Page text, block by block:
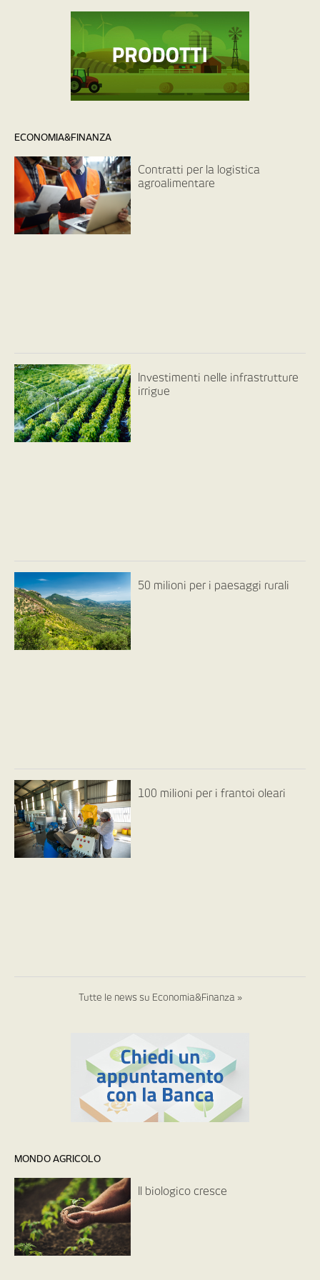
ECONOMIA&FINANZA
Contratti per la logistica
agroalimentare
Investimenti nelle infrastrutture
irrigue
50 milioni per i paesaggi rurali
100 milioni per i frantoi oleari
Tutte le news su Economia&Finanza »
MONDO AGRICOLO
Il biologico cresce